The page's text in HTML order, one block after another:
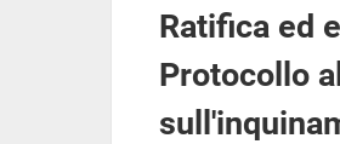
Ratifica ed
Protocollo